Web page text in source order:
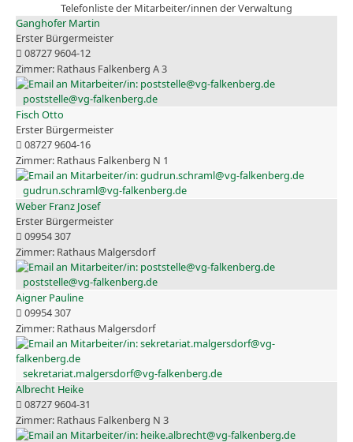
Telefonliste der Mitarbeiter/innen der Verwaltung
Ganghofer Martin
Erster Bürgermeister
08727 9604-12
Rathaus Falkenberg A 3
poststelle@vg-falkenberg.de
Fisch Otto
Erster Bürgermeister
08727 9604-16
Rathaus Falkenberg N 1
gudrun.schraml@vg-falkenberg.de
Weber Franz Josef
Erster Bürgermeister
09954 307
Rathaus Malgersdorf
poststelle@vg-falkenberg.de
Aigner Pauline
09954 307
Rathaus Malgersdorf
sekretariat.malgersdorf@vg-falkenberg.de
Albrecht Heike
08727 9604-31
Rathaus Falkenberg N 3